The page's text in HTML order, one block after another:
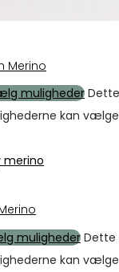
Merino
muligheder
kan
mulighederDette
kan